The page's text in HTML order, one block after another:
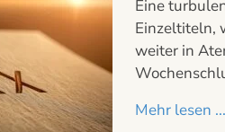
Eine
Einzeltiteln,
weiter in
Mehr lesen ...